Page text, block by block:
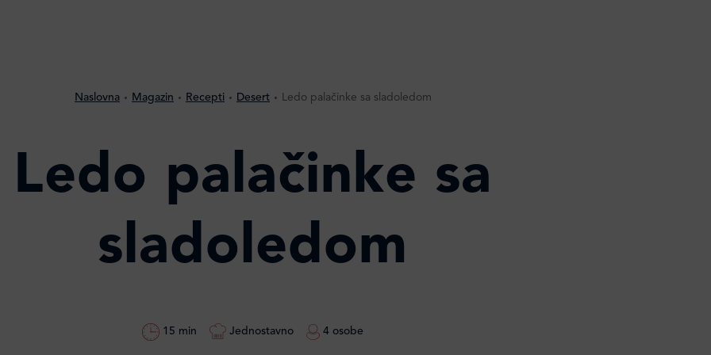
Naslovna Magazin Recepti Desert Ledo palačinke sa sladoledom
Ledo palačinke sa
sladoledom
15 min Jednostavno 4 osobe